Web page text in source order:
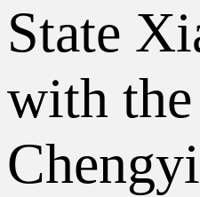
State
with the